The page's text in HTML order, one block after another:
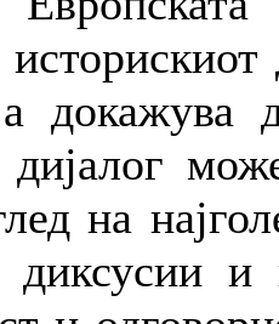
докажува
дијалог
на
диксусии и